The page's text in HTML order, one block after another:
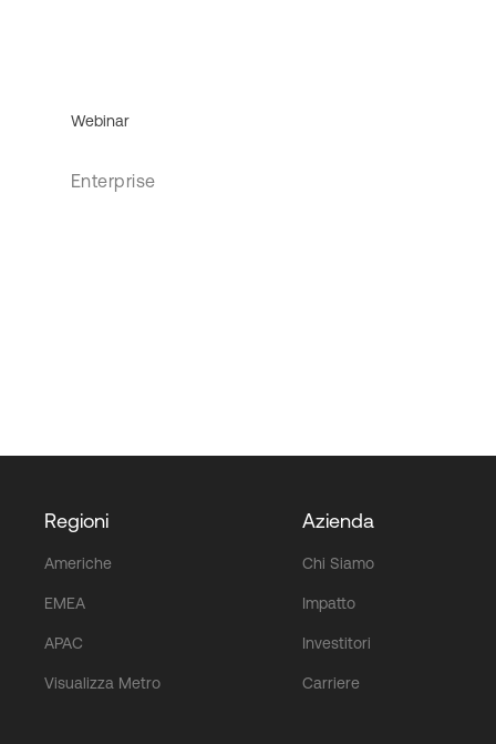
Webinar
Enterprise
Regioni
Americhe
EMEA
APAC
Visualizza Metro
Azienda
Chi Siamo
Impatto
Investitori
Carriere